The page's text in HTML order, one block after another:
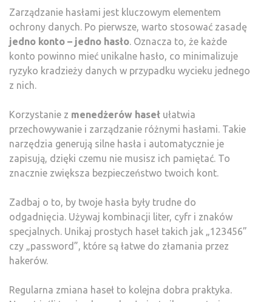
Zarządzanie hasłami jest kluczowym elementem
ochrony danych. Po pierwsze, warto stosować zasadę
jedno konto – jedno hasło. Oznacza to, że każde
konto powinno mieć unikalne hasło, co minimalizuje
ryzyko kradzieży danych w przypadku wycieku jednego
z nich.
Korzystanie z menedżerów haseł ułatwia
przechowywanie i zarządzanie różnymi hasłami. Takie
narzędzia generują silne hasła i automatycznie je
zapisują, dzięki czemu nie musisz ich pamiętać. To
znacznie zwiększa bezpieczeństwo twoich kont.
Zadbaj o to, by twoje hasła były trudne do
odgadnięcia. Używaj kombinacji liter, cyfr i znaków
specjalnych. Unikaj prostych haseł takich jak „123456”
czy „password”, które są łatwe do złamania przez
hakerów.
Regularna zmiana haseł to kolejna dobra praktyka.